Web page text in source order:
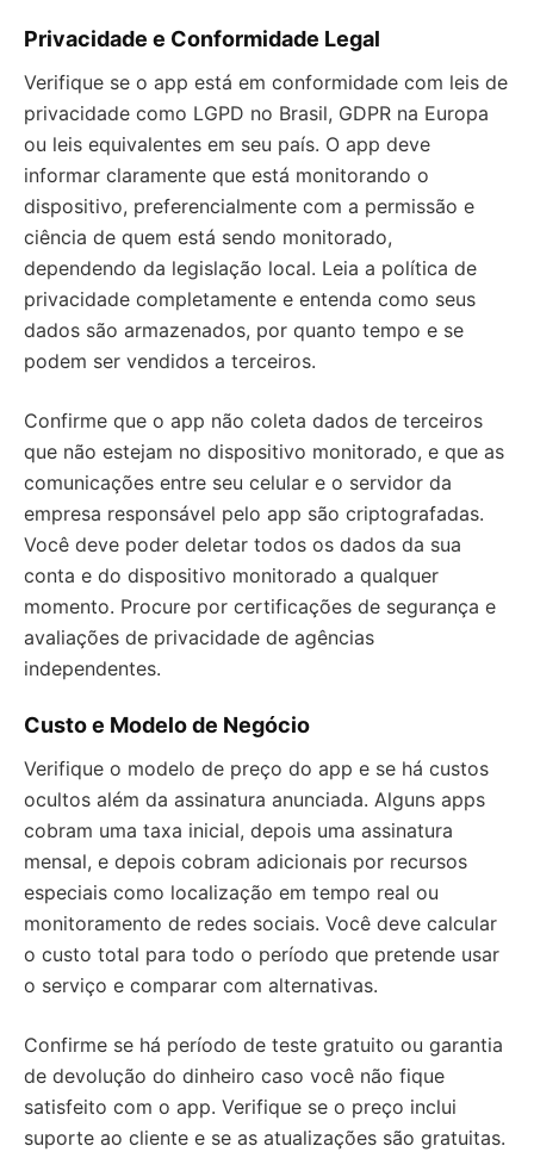
Privacidade e Conformidade Legal
Verifique se o app está em conformidade com leis de
privacidade como LGPD no Brasil, GDPR na Europa
ou leis equivalentes em seu país. O app deve
informar claramente que está monitorando o
dispositivo, preferencialmente com a permissão e
ciência de quem está sendo monitorado,
dependendo da legislação local. Leia a política de
privacidade completamente e entenda como seus
dados são armazenados, por quanto tempo e se
podem ser vendidos a terceiros.
Confirme que o app não coleta dados de terceiros
que não estejam no dispositivo monitorado, e que as
comunicações entre seu celular e o servidor da
empresa responsável pelo app são criptografadas.
Você deve poder deletar todos os dados da sua
conta e do dispositivo monitorado a qualquer
momento. Procure por certificações de segurança e
avaliações de privacidade de agências
independentes.
Custo e Modelo de Negócio
Verifique o modelo de preço do app e se há custos
ocultos além da assinatura anunciada. Alguns apps
cobram uma taxa inicial, depois uma assinatura
mensal, e depois cobram adicionais por recursos
especiais como localização em tempo real ou
monitoramento de redes sociais. Você deve calcular
o custo total para todo o período que pretende usar
o serviço e comparar com alternativas.
Confirme se há período de teste gratuito ou garantia
de devolução do dinheiro caso você não fique
satisfeito com o app. Verifique se o preço inclui
suporte ao cliente e se as atualizações são gratuitas.